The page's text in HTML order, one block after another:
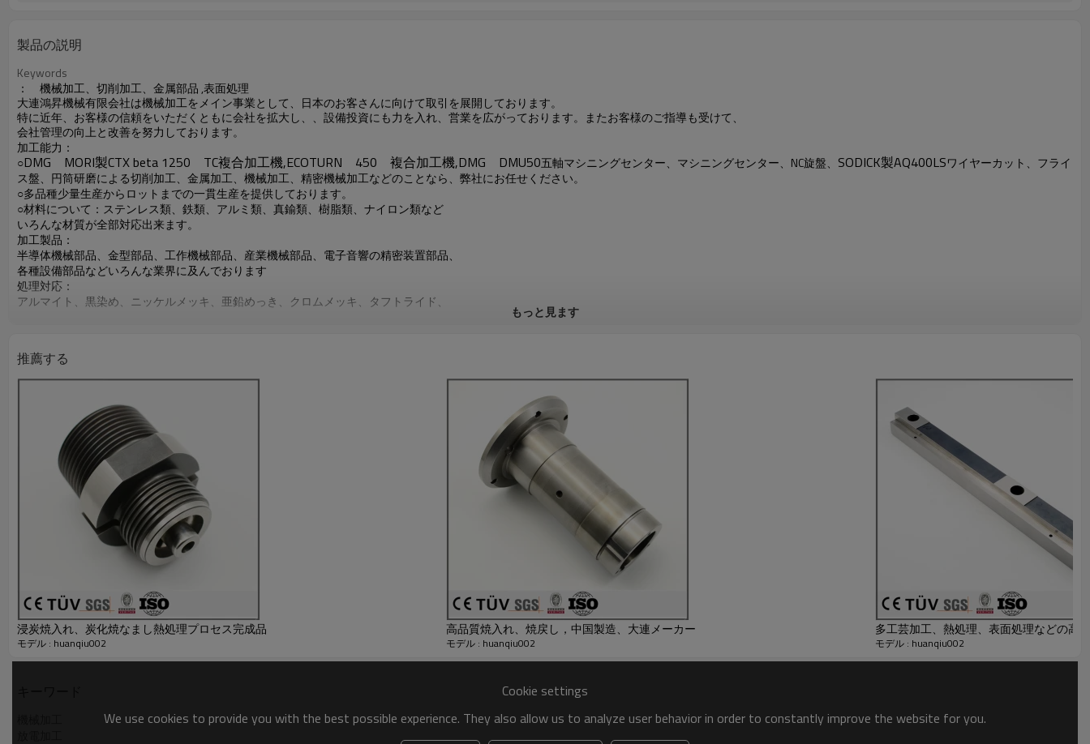
製品の説明
Keywords
： 機械加工、切削加工、金属部品 ,表面処理
大連鴻昇機械有限会社は機械加工をメイン事業として、日本のお客さんに向けて取引を展開しております。
特に近年、お客様の信頼をいただくともに会社を拡大し、 、設備投資にも力を入れ、 営業を広がっております。またお客様のご指導も受けて、
会社管理の向上と改善を努力 しております。
加工能力：
○DMG MORI製CTX beta 1250 TC複合加工機,ECOTURN 450 複合加工機,DMG DMU50五軸マシニングセンター、 マシニングセンター、 NC旋盤、 SODICK製AQ400LSワイヤーカット、フライ
ス盤、円筒研磨による切削加工、金属加工、機械加工、精密機械加工などのことなら、弊社にお任せください。
○多品種少量生産からロットまでの一貫生産を提供しております。
○材料について：ステンレス類、鉄類、アルミ類、真鍮類、樹脂類、ナイロン類など
いろんな材質が全部対応出来ます。
加工製品：
半導体機械部品、金型部品、工作機械部品、 産業機械部品、電子音響の精密装置部品、
各種設備部品などいろんな業界に及んでおります
処理対応：
アルマイト、黒染め、ニッケルメッキ、亜鉛めっき、クロムメッキ、タフトライド、
00級大理石定番、栓ゲージ、ネジゲージなど普通の検査道具を揃っております。
部品が全数検査を行っております。
○日本語と英語にも対応できます。
○弊社は輸出ライセンスを持っております。
可
○最小ロット数:1 pcs 納期:発注後15 日間
○引渡し条件:FOB dalian 、CIF
○支払い条件:T/T
○決済可能な通貨
日本円、米ドル
中国大陸 遼寧省
: ISO9001：2008
hongsheng003@dlhshjx.cn
もっと見ます
推薦する
浸炭焼入れ、炭化焼なまし熱処理プロセス完成品
モデル : huanqiu002
高品質焼入れ、焼戻し，中国製造、大連メーカー
モデル : huanqiu002
多工芸加工、熱処理、表面処理などの高
モデル : huanqiu002
Cookie settings
We use cookies to provide you with the best possible experience. They also allow us to analyze user behavior in order to constantly improve the website for you.